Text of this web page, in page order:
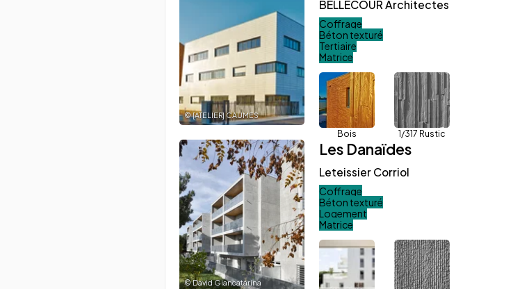
©[ATELIER] CAUMES
BELLECOUR Architectes
Coffrage
Béton texturé
Tertiaire
Matrice
Bois 1/317 Rustic
©David Giancatarina
Les Danaïdes
Leteissier Corriol
Coffrage
Béton texturé
Logement
Matrice